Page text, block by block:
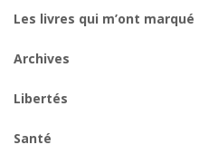
Les livres qui m’ont marqué
Archives
Libertés
Santé